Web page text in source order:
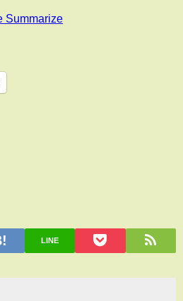
Summarize
LINE